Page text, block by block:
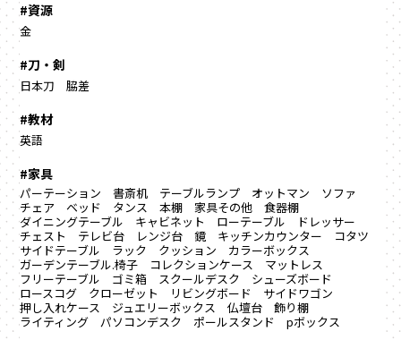
#資源
金
#刀・剣
日本刀 脇差
#教材
英語
#家具
パーテーション 書斎机 テーブルランプ オットマン
ソファ
チェア
ベッド タンス 本棚 家具その他
食器棚
ダイニングテーブル
キャビネット ローテーブル
ドレッサー
チェスト
テレビ台 レンジ台 鏡 キッチンカウンター
コタツ
サイドテーブル
ラック クッション
カラーボックス
ガーデンテーブル.椅子
コレクションケース
マットレス
フリーテーブル
ゴミ箱 スクールデスク
シューズボード
ロースコグ
クローゼット リビングボード
サイドワゴン
押し入れケース
ジュエリーボックス 仏壇台
飾り棚
ライティング
パソコンデスク ポールスタンド pボックス